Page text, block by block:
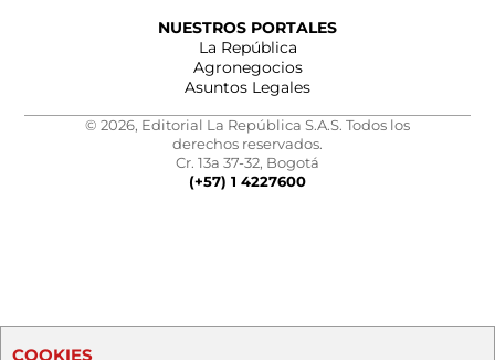
NUESTROS PORTALES
La República
Agronegocios
Asuntos Legales
© 2026, Editorial La República S.A.S. Todos los
derechos reservados.
Cr. 13a 37-32, Bogotá
(+57) 1 4227600
COOKIES